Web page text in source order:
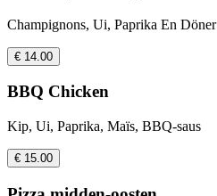
Champignons, Ui, Paprika En Döner
€ 14.00
BBQ Chicken
Kip, Ui, Paprika, Maïs, BBQ-saus
€ 15.00